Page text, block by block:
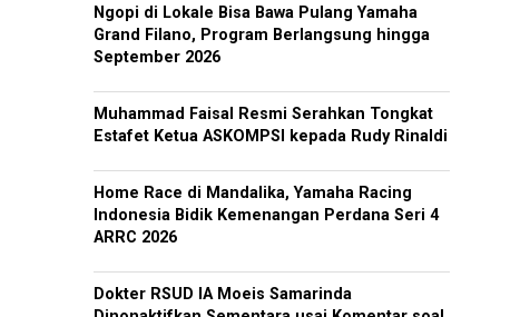
Ngopi di Lokale Bisa Bawa Pulang Yamaha
Grand Filano, Program Berlangsung hingga
September 2026
Muhammad Faisal Resmi Serahkan Tongkat
Estafet Ketua ASKOMPSI kepada Rudy Rinaldi
Home Race di Mandalika, Yamaha Racing
Indonesia Bidik Kemenangan Perdana Seri 4
ARRC 2026
Dokter RSUD IA Moeis Samarinda